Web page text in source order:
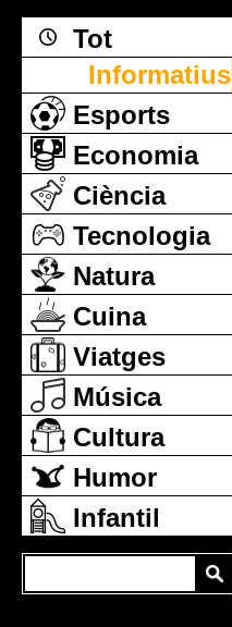
Tot
Informatius
Esports
Economia
Ciència
Tecnologia
Natura
Cuina
Viatges
Música
Cultura
Humor
Infantil